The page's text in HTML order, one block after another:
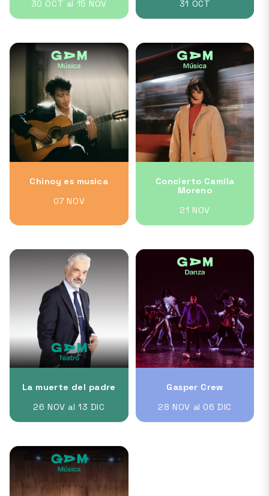
30 OCT al 15 NOV
31 OCT
Chinoy es musica
07 NOV
Concierto Camila
Moreno
21 NOV
La muerte del padre
26 NOV al 13 DIC
Gasper Crew
28 NOV al 06 DIC